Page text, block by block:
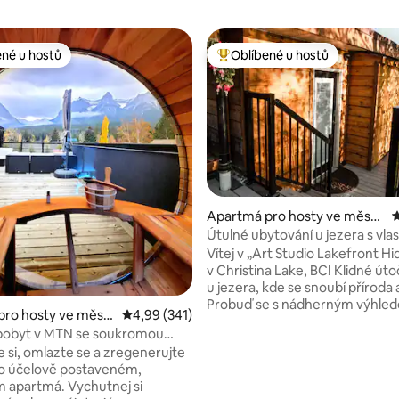
z 5, 105 hodnocení
kategorii Oblíbené u hostů
u hostů
hosty ve měst
Průměrné hodnocení 4,99 z 5, 341 hodnocení
4,99 (341)
v MTN se soukromou
a saunou
si, omlazte se a zregenerujte
účelově postaveném,
Vychutnej si
Nejlepší v kategorii Oblíbené u
Oblíbené u hostů
Apartmá pro hosty ve městě
Christina Lake
Útulné ubytování u jezera s
přístupem k jezeru a loděnicí!
Vítej v „Art Studio Lakefront
v Christina Lake, BC! Klidné
u jezera, kde se snoubí příroda
Probuď se s nádherným